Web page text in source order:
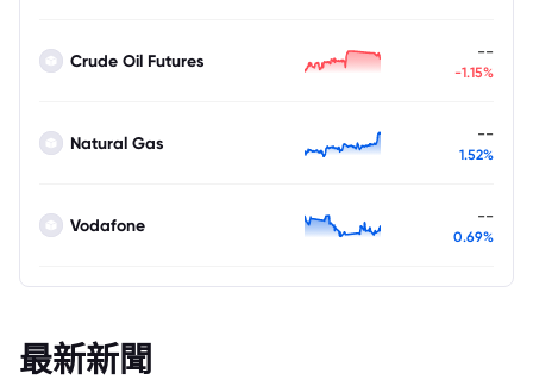
Crude Oil Futures --
-1.15%
Natural Gas --
1.52%
Vodafone --
0.69%
最新新聞